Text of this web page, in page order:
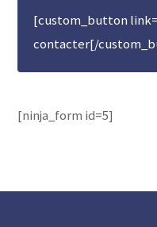
[custom_button
contacter[/
[ninja_form id=5]